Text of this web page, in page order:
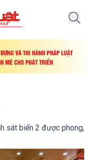
sát biển 2 được phong,